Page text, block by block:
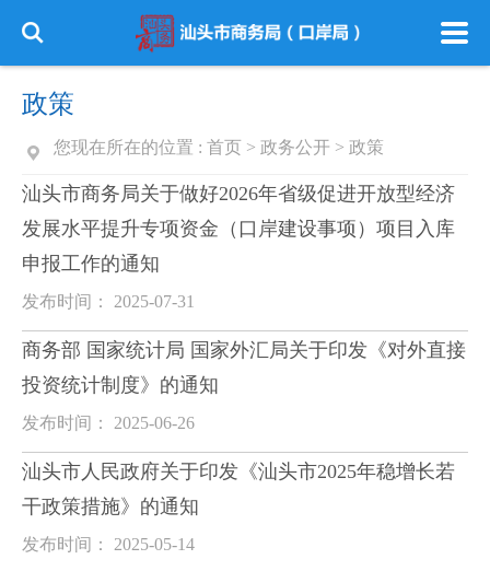
政策
您现在所在的位置 : 首页 > 政务公开 > 政策
汕头市商务局关于做好2026年省级促进开放型经济
发展水平提升专项资金（口岸建设事项）项目入库
申报工作的通知
发布时间： 2025-07-31
商务部 国家统计局 国家外汇局关于印发《对外直接
投资统计制度》的通知
发布时间： 2025-06-26
汕头市人民政府关于印发《汕头市2025年稳增长若
干政策措施》的通知
发布时间： 2025-05-14